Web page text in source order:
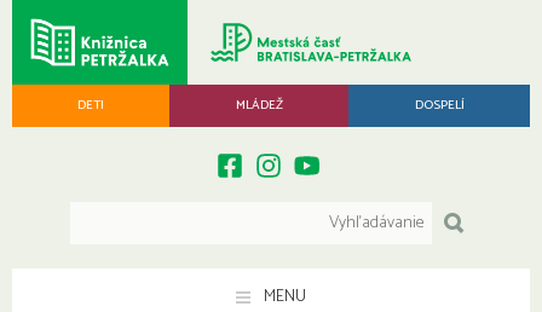
DETI MLÁDEŽ DOSPELÍ
MENU